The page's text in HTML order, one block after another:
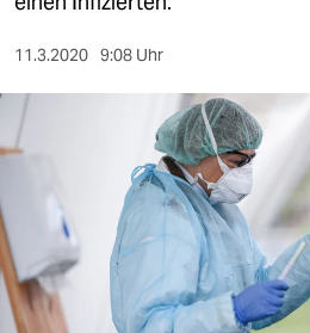
sport
berlin
nord
wahrheit
verlag
verlag
11.3.2020 9:08 Uhr